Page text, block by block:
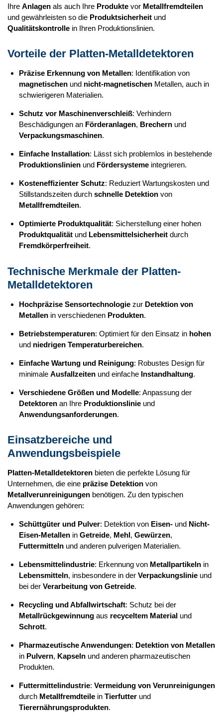
Ihre Anlagen als auch Ihre Produkte vor Metallfremdteilen
und gewährleisten so die Produktsicherheit und
Qualitätskontrolle in Ihren Produktionslinien.
Vorteile der Platten-Metalldetektoren
Präzise Erkennung von Metallen: Identifikation von
magnetischenund nicht-magnetischenMetallen, auch in
schwierigeren Materialien.
Schutz vor Maschinenverschleiß: Verhindern
Beschädigungen an Förderanlagen, Brechernund
Verpackungsmaschinen.
Einfache Installation: Lässt sich problemlos in bestehende
Produktionslinienund Fördersystemeintegrieren.
Kosteneffizienter Schutz: Reduziert Wartungskosten und
Stillstandszeiten durch schnelle Detektionvon
Metallfremdteilen.
Optimierte Produktqualität: Sicherstellung einer hohen
Produktqualitätund Lebensmittelsicherheitdurch
Fremdkörperfreiheit.
Technische Merkmale der Platten-
Metalldetektoren
Hochpräzise Sensortechnologiezur Detektion von
Metallenin verschiedenen Produkten.
Betriebstemperaturen: Optimiert für den Einsatz in hohen
und niedrigen Temperaturbereichen.
Einfache Wartung und Reinigung: Robustes Design für
minimale Ausfallzeitenund einfache Instandhaltung.
Verschiedene Größen und Modelle: Anpassung der
Detektorenan Ihre Produktionslinieund
Anwendungsanforderungen.
Einsatzbereiche und
Anwendungsbeispiele
Platten-Metalldetektoren bieten die perfekte Lösung für
Unternehmen, die eine präzise Detektion von
Metallverunreinigungen benötigen. Zu den typischen
Anwendungen gehören:
Schüttgüter und Pulver: Detektion von Eisen-und Nicht-
Eisen-Metallenin Getreide, Mehl, Gewürzen,
Futtermittelnund anderen pulverigen Materialien.
Lebensmittelindustrie: Erkennung von Metallpartikelnin
Lebensmitteln, insbesondere in der Verpackungslinieund
bei der Verarbeitung von Getreide.
Recycling und Abfallwirtschaft: Schutz bei der
Metallrückgewinnungaus recyceltem Materialund
Schrott.
Pharmazeutische Anwendungen: Detektion von Metallen
in Pulvern, Kapselnund anderen pharmazeutischen
Produkten.
Futtermittelindustrie: Vermeidung von Verunreinigungen
durch Metallfremdteilein Tierfutterund
Tierernährungsprodukten.